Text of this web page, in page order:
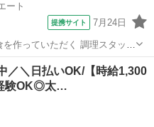
ート
提携サイト 7月24日
ただく 調理スタッフ
事内容 》 0歳
／＼日払いOK/【時給1,300
験OK◎太…